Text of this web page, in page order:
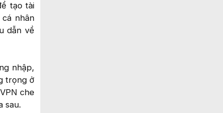
tạo tài
nhân
dẫn về
nhập,
trọng ở
che
sau.